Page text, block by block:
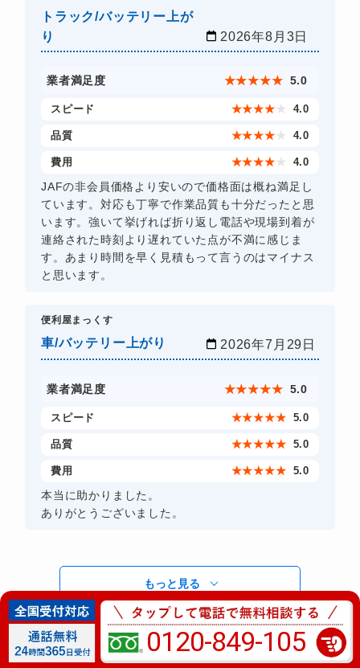
トラック/バッテリー上が
り
2026年8月3日
業者満足度 ★★★★★ 5.0
スピード ★★★★ ★ 4.0
品質 ★★★★ ★ 4.0
費用 ★★★★ ★ 4.0
JAFの非会員価格より安いので価格面は概ね満足し
ています。対応も丁寧で作業品質も十分だったと思
います。強いて挙げれば折り返し電話や現場到着が
連絡された時刻より遅れていた点が不満に感じま
す。あまり時間を早く見積もって言うのはマイナス
と思います。
​便利屋まっくす
車/バッテリー上がり 2026年7月29日
業者満足度 ★★★★★ 5.0
スピード ★★★★★ 5.0
品質 ★★★★★ 5.0
費用 ★★★★★ 5.0
本当に助かりました。
ありがとうございました。
もっと見る
墨田区のロードサービスの相談事例
0120-849-105